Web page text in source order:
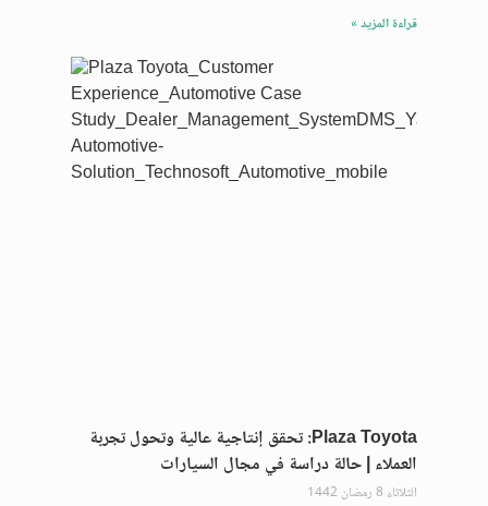
قراءة المزيد »
Plaza Toyota: تحقق إنتاجية عالية وتحول تجربة
العملاء | حالة دراسة في مجال السيارات
الثلاثاء 8 رمضان 1442